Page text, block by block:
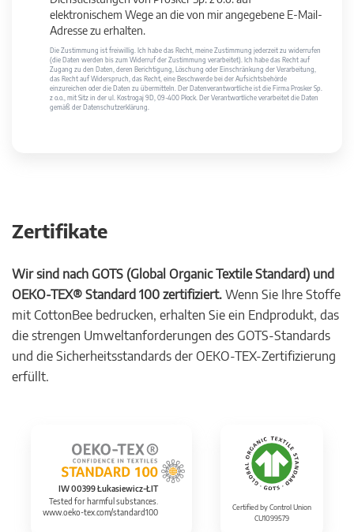
elektronischem Wege an die von mir angegebene E-Mail-
Adresse zu erhalten.
Die Zustimmung ist freiwillig. Ich habe das Recht, meine Zustimmung jederzeit zu widerrufen
(die Daten werden bis zum Widerruf der Zustimmung verarbeitet). Ich habe das Recht auf
Zugang zu den Daten, deren Berichtigung, Löschung oder Einschränkung der Verarbeitung,
das Recht auf Widerspruch, das Recht, eine Beschwerde bei der Aufsichtsbehörde
einzureichen oder die Daten zu übermitteln. Der Datenverantwortliche ist die Firma Prosker Sp.
z o.o., mit Sitz in der ul. Kostrogaj 9D, 09-400 Płock. Der Verantwortliche verarbeitet die Daten
gemäß der Datenschutzerklärung.
Zertifikate
Wir sind nach GOTS (Global Organic Textile Standard) und
OEKO-TEX® Standard 100 zertifiziert. Wenn Sie Ihre Stoffe
mit CottonBee bedrucken, erhalten Sie ein Endprodukt, das
die strengen Umweltanforderungen des GOTS-Standards
und die Sicherheitsstandards der OEKO-TEX-Zertifizierung
erfüllt.
IW 00399 Łukasiewicz-ŁIT
Tested for harmful substances.
www.oeko-tex.com/standard100
Certified by Control Union
CU1099579